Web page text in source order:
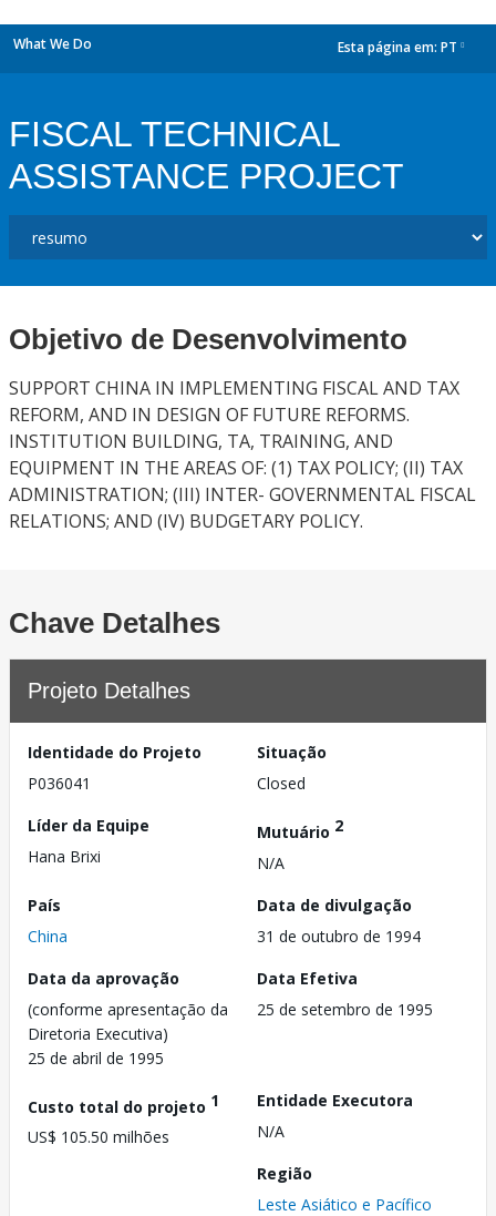
What We Do Esta página em: PT
FISCAL TECHNICAL
ASSISTANCE PROJECT
Objetivo de Desenvolvimento
SUPPORT CHINA IN IMPLEMENTING FISCAL AND TAX
REFORM, AND IN DESIGN OF FUTURE REFORMS.
INSTITUTION BUILDING, TA, TRAINING, AND
EQUIPMENT IN THE AREAS OF: (1) TAX POLICY; (II) TAX
ADMINISTRATION; (III) INTER- GOVERNMENTAL FISCAL
RELATIONS; AND (IV) BUDGETARY POLICY.
Chave Detalhes
Projeto Detalhes
Identidade do Projeto
P036041
Situação
Closed
Líder da Equipe
Hana Brixi
Mutuário 2
N/A
País
China
Data de divulgação
31 de outubro de 1994
Data da aprovação
(conforme apresentação da
Diretoria Executiva)
25 de abril de 1995
Data Efetiva
25 de setembro de 1995
Custo total do projeto 1
US$ 105.50 milhões
Entidade Executora
N/A
Região
Leste Asiático e Pacífico